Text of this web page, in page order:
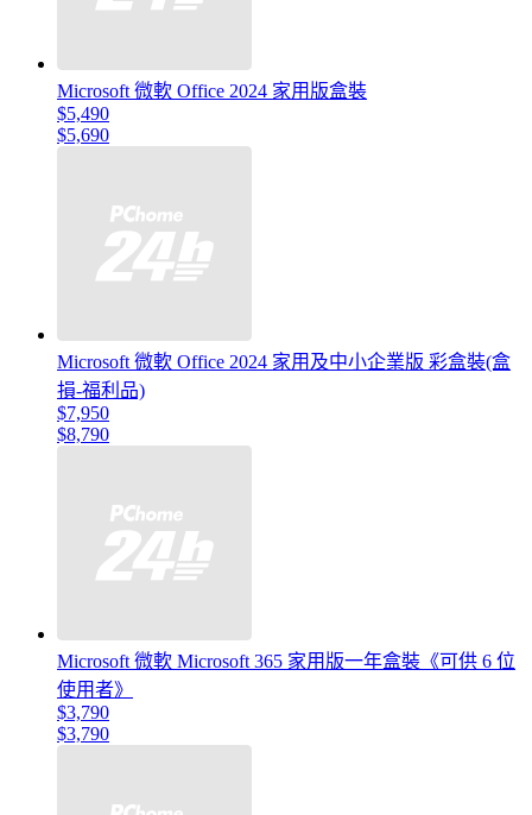
Microsoft 微軟 Office 2024 家用版盒裝
$5,490
$5,690
Microsoft 微軟 Office 2024 家用及中小企業版 彩盒裝(盒
損-福利品)
$7,950
$8,790
Microsoft 微軟 Microsoft 365 家用版一年盒裝《可供 6 位
使用者》
$3,790
$3,790